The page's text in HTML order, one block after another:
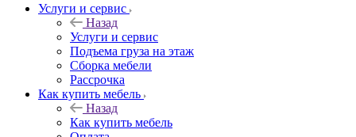
Услуги и сервис
Назад
Услуги и сервис
Подъема груза на этаж
Сборка мебели
Рассрочка
Как купить мебель
Назад
Как купить мебель